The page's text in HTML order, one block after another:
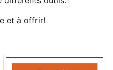
et à offrir!